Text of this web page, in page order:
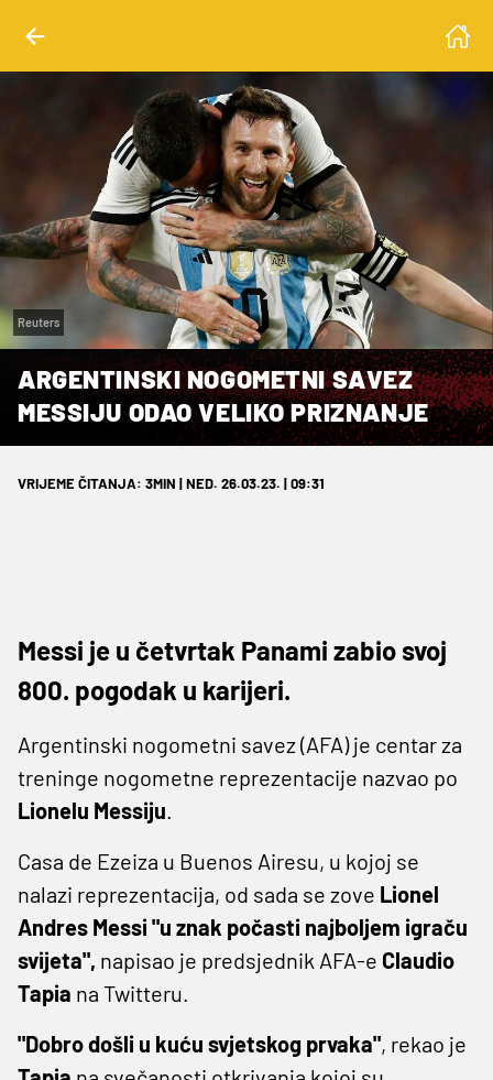
Reuters
ARGENTINSKI NOGOMETNI SAVEZ
MESSIJU ODAO VELIKO PRIZNANJE
VRIJEME ČITANJA: 3MIN | NED. 26.03.23. | 09:31
Messi je u četvrtak Panami zabio svoj
800. pogodak u karijeri.
Argentinski nogometni savez (AFA) je centar za
treninge nogometne reprezentacije nazvao po
Lionelu Messiju.
Casa de Ezeiza u Buenos Airesu, u kojoj se
nalazi reprezentacija, od sada se zove Lionel
Andres Messi "u znak počasti najboljem igraču
svijeta", napisao je predsjednik AFA-e Claudio
Tapia na Twitteru.
"Dobro došli u kuću svjetskog prvaka", rekao je